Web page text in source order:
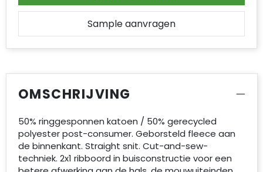
Sample aanvragen
OMSCHRIJVING
50% ringgesponnen katoen / 50% gerecycled
polyester post-consumer. Geborsteld fleece aan
de binnenkant. Straight snit. Cut-and-sew-
techniek. 2x1 ribboord in buisconstructie voor een